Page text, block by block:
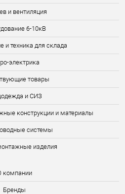
и вентиляция
6-10кВ
и техника для склада
электрика
товары
и СИЗ
конструкции и материалы
системы
изделия
компании
Бренды